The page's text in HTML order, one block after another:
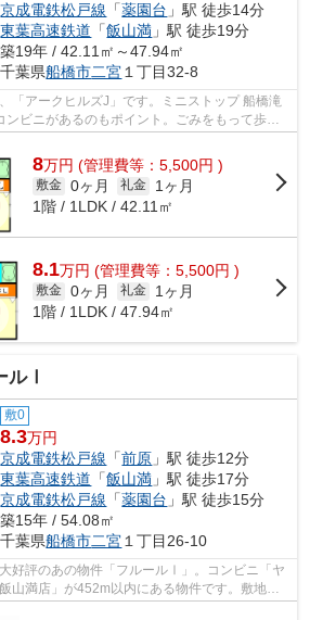
京成電鉄松戸線 「薬園台 」駅 徒歩14分
東葉高速鉄道 「飯山満 」駅 徒歩19分
築19年 / 42.11㎡～47.94㎡
千葉県船橋市二宮１丁目32-8
「アークヒルズJ」です。ミニストップ 船橋滝
ンビニがあるのもポイント。ごみをもって歩く
すめしたい...
8万円 (管理費等：5,500円 )
敷金 0ヶ月 礼金
1ヶ月
1階 / 1LDK / 42.11㎡
8.1万円 (管理費等：5,500円 )
敷金 0ヶ月 礼金
1ヶ月
1階 / 1LDK / 47.94㎡
ルⅠ
敷0
8.3万円
京成電鉄松戸線 「前原 」駅 徒歩12分
東葉高速鉄道 「飯山満 」駅 徒歩17分
京成電鉄松戸線 「薬園台 」駅 徒歩15分
築15年 / 54.08㎡
千葉県船橋市二宮 １丁目26-10
好評のあの物件「フルールⅠ」。コンビニ「ヤ
山満店」が452m以内にある物件です。敷地内